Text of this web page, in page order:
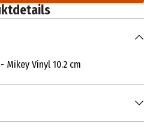
Mikey Vinyl 10.2 cm